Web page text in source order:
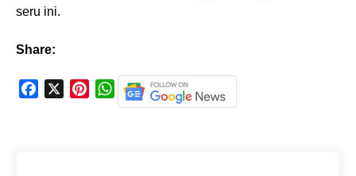
seru ini.
Share:
W
h